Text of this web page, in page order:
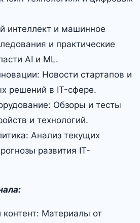
интеллект и машинное
и практические
AI и ML.
Новости стартапов и
решений в IT-сфере.
Обзоры и тесты
и технологий.
Анализ текущих
развития IT-
Материалы от